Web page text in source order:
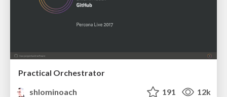
Practical Orchestrator
shlominoach
191 12k